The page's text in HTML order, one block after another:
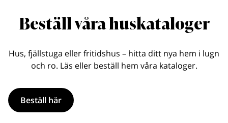
Beställ våra huskataloger
Hus, fjällstuga eller fritidshus – hitta ditt nya hem i lugn
och ro. Läs eller beställ hem våra kataloger.
Beställ här